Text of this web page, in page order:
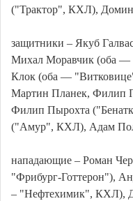
("Трактор", КХЛ),
защитники – Якуб
Михал Моравчик (оба —
Клок (оба —
Мартин Планек, Филип
Филип Пырохта
("Амур", КХЛ), Адам
нападающие – Роман
"Фрибург-Готтерон"),
– "Нефтехимик", КХЛ),